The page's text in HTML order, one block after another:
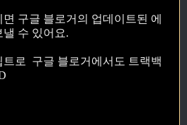
구글 블로거의 업데이트된 에
수 있어요.
로 구글 블로거에서도 트랙백